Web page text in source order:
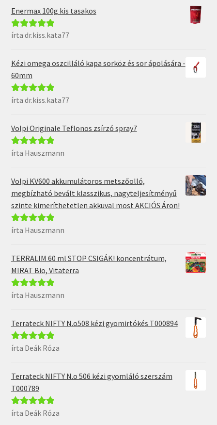
Enermax 100g kis tasakos
Értékelés:5 /
írta dr.kiss.kata77
Kézi omega oszcilláló kapa sorköz és sor ápolására -
60mm
Értékelés:5 /
írta dr.kiss.kata77
Volpi Originale Teflonos zsírzó spray7
Értékelés:5/
írta Hauszmann
Volpi KV600 akkumulátoros metszőolló,
megbízható bevált klasszikus, nagyteljesítményű
szinte kimeríthetetlen akkuval most AKCIÓS Áron!
Értékelés:5/
írta Hauszmann
TERRALIM 60 ml STOP CSIGÁK! koncentrátum,
MIRAT Bio, Vitaterra
Értékelés:5/
írta Hauszmann
Terrateck NIFTY N.o508 kézi gyomirtókés T000894
Értékelés: 5/
írta Deák Róza
Terrateck NIFTY N.o 506 kézi gyomláló szerszám
T000789
Értékelés: 5/
írta Deák Róza